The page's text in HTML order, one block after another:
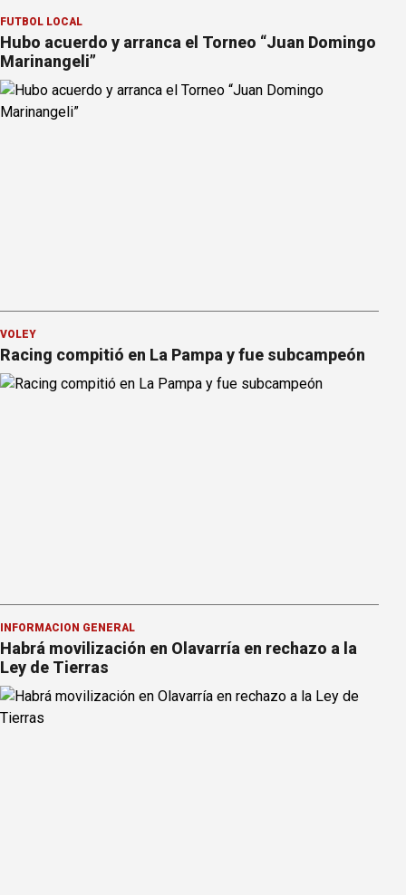
FÚTBOL LOCAL
Hubo acuerdo y arranca el Torneo “Juan Domingo
Marinangeli”
VÓLEY
Racing compitió en La Pampa y fue subcampeón
INFORMACION GENERAL
Habrá movilización en Olavarría en rechazo a la
Ley de Tierras